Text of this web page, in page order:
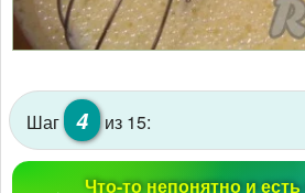
Шаг 4 из 15:
Что-то непонятно и